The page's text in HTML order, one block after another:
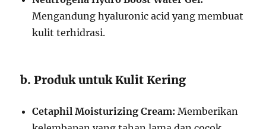
Mengandung hyaluronic acid yang membuat
kulit terhidrasi.
b. Produk untuk Kulit Kering
Cetaphil Moisturizing Cream: Memberikan